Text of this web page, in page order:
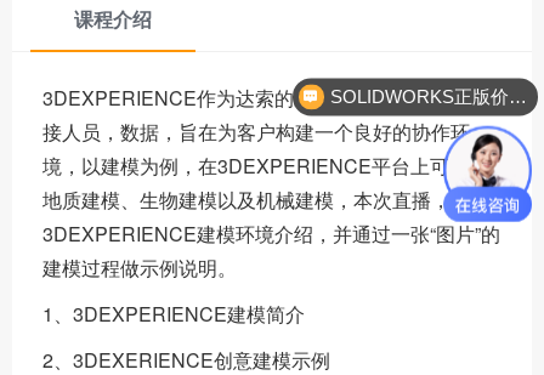
课程介绍
3DEXPERIENCE作为达索的未来发展方向，通过连
接人员，数据，旨在为客户构建一个良好的协作环
境，以建模为例，在3DEXPERIENCE平台上可实现
地质建模、生物建模以及机械建模，本次直播，将对
3DEXPERIENCE建模环境介绍，并通过一张“图片”的
建模过程做示例说明。
1、3DEXPERIENCE建模简介
2、3DEXERIENCE创意建模示例
SOLIDWORKS正版价格？